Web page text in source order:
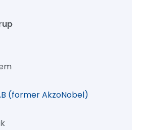
(former AkzoNobel)